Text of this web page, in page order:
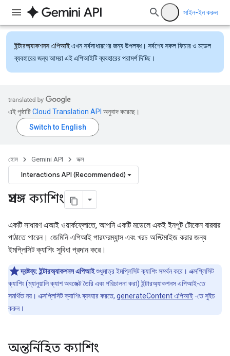
সাইন-ইন করুন
ইন্টারঅ্যাকশনস এপিআইএখন সর্বসাধারণের জন্য উপলব্ধ। সর্বশেষ সকল ফিচার ও মডেল
ব্যবহারের জন্য আমরা এই এপিআইটি ব্যবহারের পরামর্শ দিচ্ছি।
এই পৃষ্ঠাটিCloud Translation API অনুবাদ করেছে।
হোম Gemini API ডক্স
Interactions API (Recommended)
প্রসঙ্গ ক্যাশিং
একটি সাধারণ এআই ওয়ার্কফ্লোতে, আপনি একটি মডেলে একই ইনপুট টোকেন বারবার
পাঠাতে পারেন। জেমিনি এপিআই পারফরম্যান্স এবং খরচ অপ্টিমাইজ করার জন্য
ইমপ্লিসিট ক্যাশিং সুবিধা প্রদান করে।
দ্রষ্টব্য: ইন্টারঅ্যাকশনস এপিআইশুধুমাত্র ইমপ্লিসিট ক্যাশিং সমর্থন করে। এক্সপ্লিসিট
ক্যাশিং (ম্যানুয়ালি ক্যাশ অবজেক্ট তৈরি এবং পরিচালনা করা) ইন্টারঅ্যাকশনস এপিআই-তে
সমর্থিত নয়। এক্সপ্লিসিট ক্যাশিং ব্যবহার করতে, generateContent এপিআই -তে সুইচ
করুন।
অন্তর্নিহিত ক্যাশিং